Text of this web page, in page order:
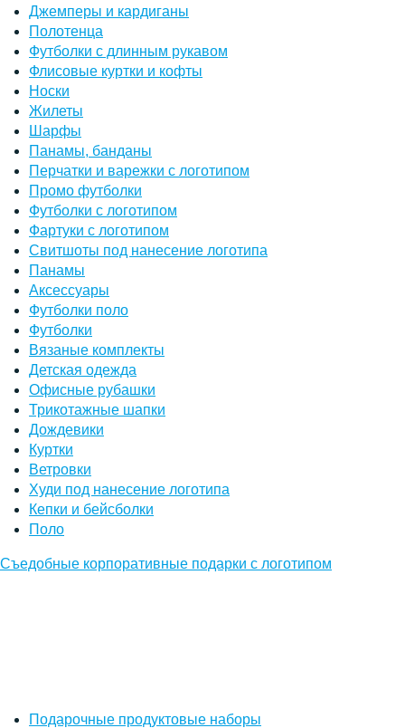
Джемперы и кардиганы
Полотенца
Футболки с длинным рукавом
Флисовые куртки и кофты
Носки
Жилеты
Шарфы
Панамы, банданы
Перчатки и варежки с логотипом
Промо футболки
Футболки с логотипом
Фартуки с логотипом
Свитшоты под нанесение логотипа
Панамы
Аксессуары
Футболки поло
Футболки
Вязаные комплекты
Детская одежда
Офисные рубашки
Трикотажные шапки
Дождевики
Куртки
Ветровки
Худи под нанесение логотипа
Кепки и бейсболки
Поло
Съедобные корпоративные подарки с логотипом
Подарочные продуктовые наборы